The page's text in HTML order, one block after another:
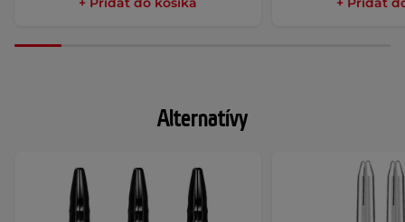
Alternatívy